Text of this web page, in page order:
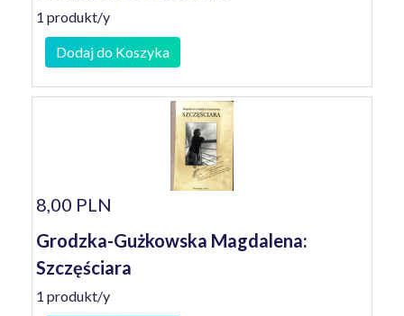
1 produkt/y
Dodaj do Koszyka
8,00 PLN
Grodzka-Gużkowska Magdalena:
Szczęściara
1 produkt/y